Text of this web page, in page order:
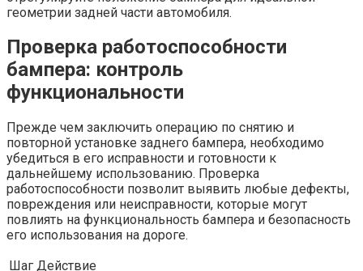
геометрии задней части автомобиля.
Проверка работоспособности
бампера: контроль
функциональности
Прежде чем заключить операцию по снятию и
повторной установке заднего бампера, необходимо
убедиться в его исправности и готовности к
дальнейшему использованию. Проверка
работоспособности позволит выявить любые дефекты,
повреждения или неисправности, которые могут
повлиять на функциональность бампера и безопасность
его использования на дороге.
Шаг Действие